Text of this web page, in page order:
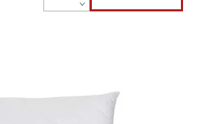
spánku. Prošívaný polštář s výplní
mimořádné pohodlí všem milovníkům